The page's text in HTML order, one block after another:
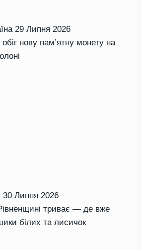
29 Липня 2026
нову пам’ятну монету на
30 Липня 2026
триває — де вже
білих та лисичок